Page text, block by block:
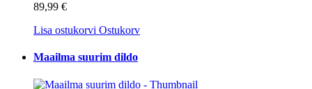
89,99 €
Lisa ostukorvi Ostukorv
Maailma suurim dildo